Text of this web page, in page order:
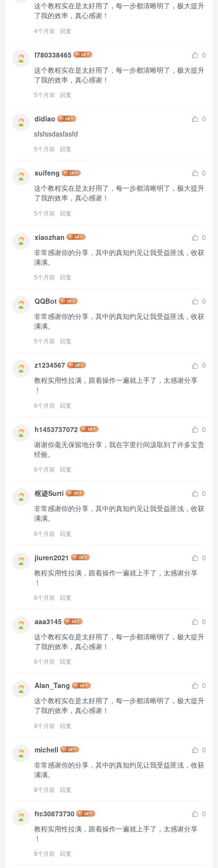
这个教程实在是太好用了，每一步都清晰明了，极大提升
了我的效率，真心感谢！
4个月前 回复
l780338465
0
这个教程实在是太好用了，每一步都清晰明了，极大提升
了我的效率，真心感谢！
5个月前 回复
didiao
0
sfsfssdasfasfd
5个月前 回复
suifeng
0
这个教程实在是太好用了，每一步都清晰明了，极大提升
了我的效率，真心感谢！
5个月前 回复
xiaozhan
0
非常感谢你的分享，其中的真知灼见让我受益匪浅，收获
满满。
5个月前 回复
QQBot
0
非常感谢你的分享，其中的真知灼见让我受益匪浅，收获
满满。
5个月前 回复
z1234567
0
教程实用性拉满，跟着操作一遍就上手了，太感谢分享
！
6个月前 回复
h1453737072
0
谢谢你毫无保留地分享，我在字里行间汲取到了许多宝贵
经验。
6个月前 回复
枢迹Surti
0
非常感谢你的分享，其中的真知灼见让我受益匪浅，收获
满满。
6个月前 回复
jiuren2021
0
教程实用性拉满，跟着操作一遍就上手了，太感谢分享
！
6个月前 回复
aaa3145
0
这个教程实在是太好用了，每一步都清晰明了，极大提升
了我的效率，真心感谢！
6个月前 回复
Alan_Tang
0
这个教程实在是太好用了，每一步都清晰明了，极大提升
了我的效率，真心感谢！
8个月前 回复
michell
0
非常感谢你的分享，其中的真知灼见让我受益匪浅，收获
满满。
8个月前 回复
ftc30873730
0
教程实用性拉满，跟着操作一遍就上手了，太感谢分享
！
8个月前 回复